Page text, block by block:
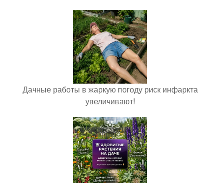
Дачные работы в жаркую погоду риск инфаркта
увеличивают!